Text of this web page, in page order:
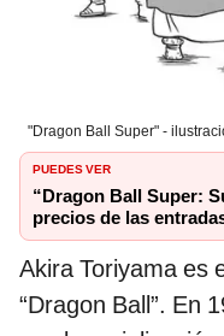
"Dragon Ball Super" -
PUEDES VER
“Dragon Ball Super:
precios de las
Akira Toriyama es
“Dragon Ball”. En